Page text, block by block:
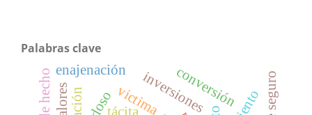
Palabras clave
inversiones
conversión
tácita
enajenación
victima